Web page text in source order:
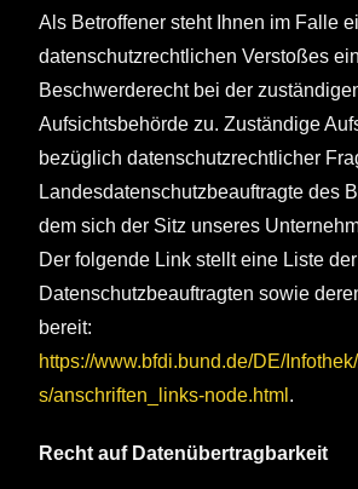
Als Betroffener steht Ihnen im Falle
datenschutzrechtlichen Verstoßes ein
Beschwerderecht bei der
Aufsichtsbehörde zu. Zuständige
bezüglich datenschutzrechtlicher
Landesdatenschutzbeauftragte des
dem sich der Sitz unseres
Der folgende Link stellt eine Liste der
Datenschutzbeauftragten sowie
bereit:
https://www.bfdi.bund.de/DE/
s/anschriften_links-node.html .
Recht auf Datenübertragbarkeit